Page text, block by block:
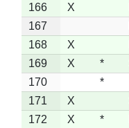
166
X
167
168
X
169
X *
170
*
171
X
172
X *